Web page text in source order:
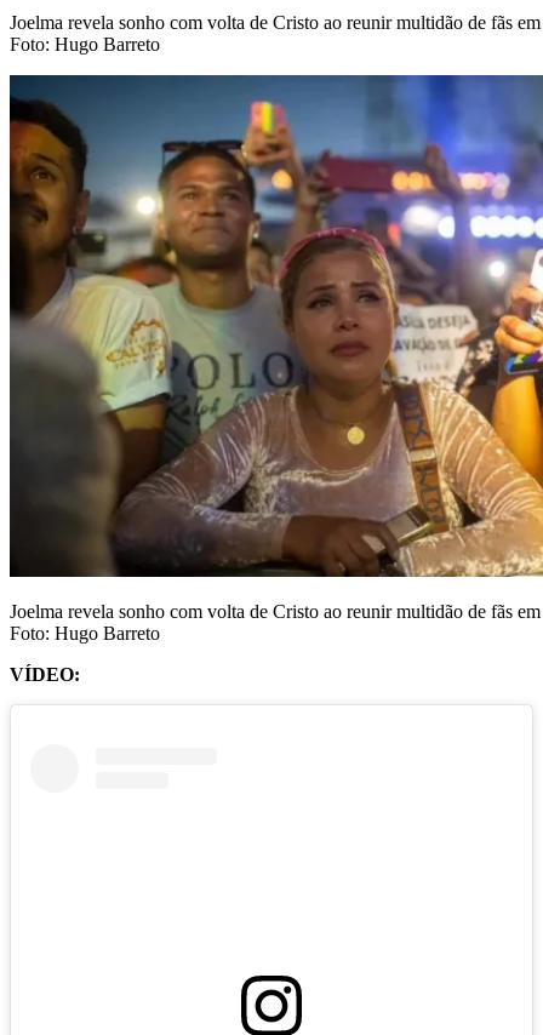
Joelma revela sonho com volta de Cristo ao reunir multidão de fãs
Foto: Hugo Barreto
Joelma revela sonho com volta de Cristo ao reunir multidão de fãs
Foto: Hugo Barreto
VÍDEO: